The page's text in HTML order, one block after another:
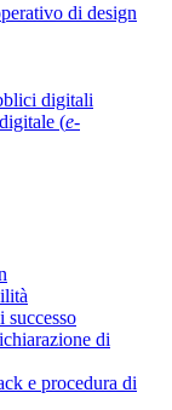
di design
digitali
(e-
successo
di
e procedura di